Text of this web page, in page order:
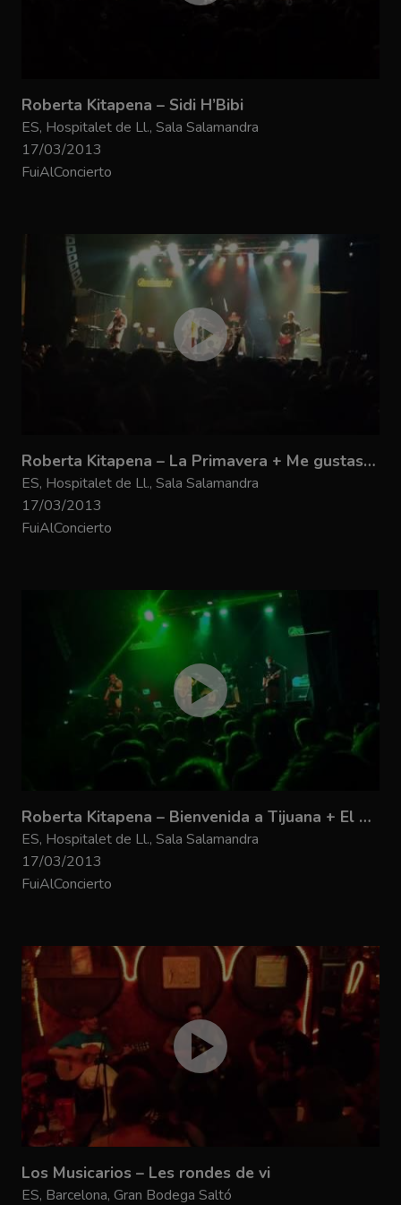
Roberta Kitapena – Sidi H’Bibi
ES, Hospitalet de Ll., Sala Salamandra
17/03/2013
FuiAlConcierto
Roberta Kitapena – La Primavera + Me gustas tú
ES, Hospitalet de Ll., Sala Salamandra
17/03/2013
FuiAlConcierto
Roberta Kitapena – Bienvenida a Tijuana + El Viento
ES, Hospitalet de Ll., Sala Salamandra
17/03/2013
FuiAlConcierto
Los Musicarios – Les rondes de vi
ES, Barcelona, Gran Bodega Saltó